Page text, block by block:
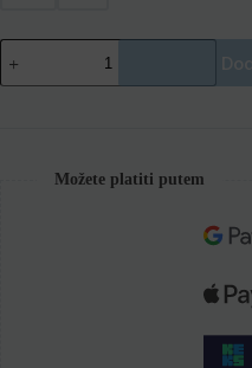
Možete platiti putem